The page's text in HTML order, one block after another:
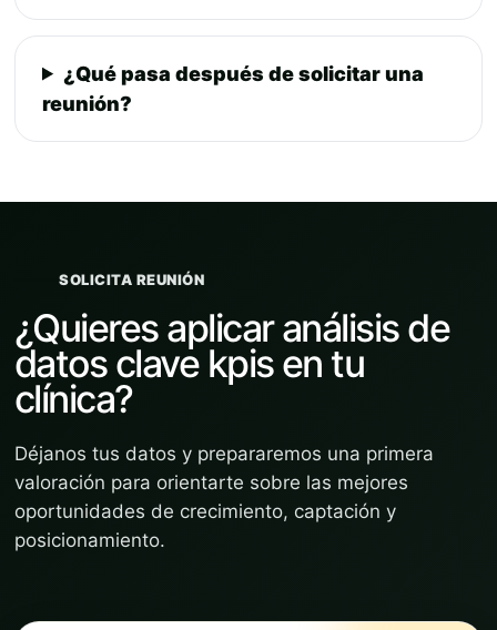
¿Qué pasa después de solicitar una
reunión?
SOLICITA REUNIÓN
¿Quieres aplicar análisis de
datos clave kpis en tu
clínica?
Déjanos tus datos y prepararemos una primera
valoración para orientarte sobre las mejores
oportunidades de crecimiento, captación y
posicionamiento.